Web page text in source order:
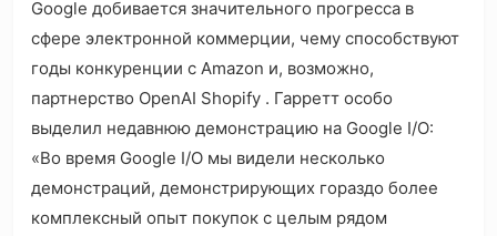
Google добивается значительного прогресса в
сфере электронной коммерции, чему способствуют
годы конкуренции с Amazon и, возможно,
партнерство OpenAI Shopify . Гарретт особо
выделил недавнюю демонстрацию на Google I/O:
«Во время Google I/O мы видели несколько
демонстраций, демонстрирующих гораздо более
комплексный опыт покупок с целым рядом